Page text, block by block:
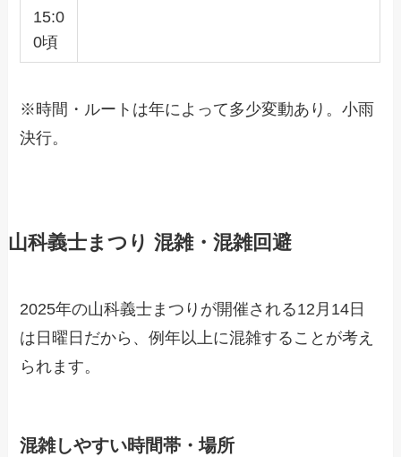
15:0
0頃
※時間・ルートは年によって多少変動あり。小雨
決行。
山科義士まつり 混雑・混雑回避
2025年の山科義士まつりが開催される12月14日
は日曜日だから、例年以上に混雑することが考え
られます。
混雑しやすい時間帯・場所